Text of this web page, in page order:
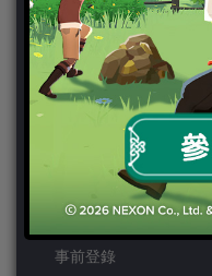
Wii
Wiiu
XBOX ONE
事前登錄